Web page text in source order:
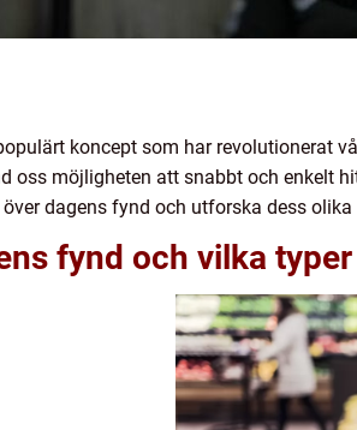
koncept som har revolutionerat
oss möjligheten att snabbt och enkelt
dagens fynd och utforska dess olika
fynd och vilka